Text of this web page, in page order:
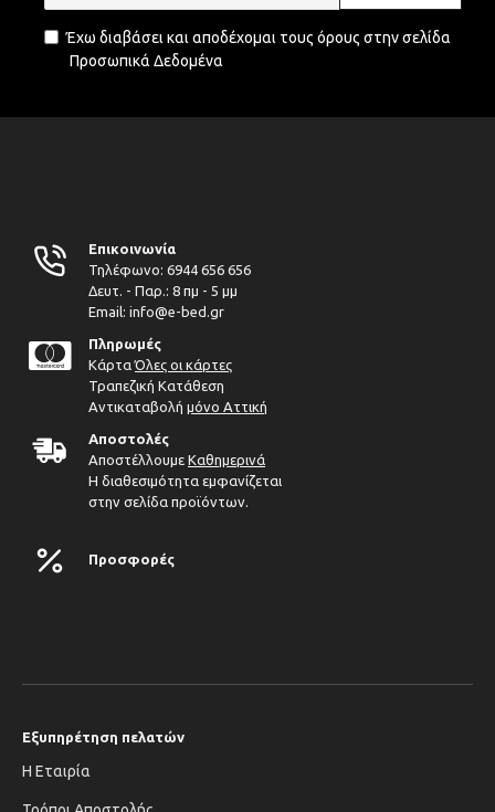
Έχω διαβάσει και αποδέχομαι τους όρους στην σελίδα
Προσωπικά Δεδομένα
Επικοινωνία
Τηλέφωνο: 6944 656 656
Δευτ. - Παρ.: 8 πμ - 5 μμ
Email: info@e-bed.gr
Πληρωμές
ΚάρταΌλες οι κάρτες
Τραπεζική Κατάθεση
Αντικαταβολή μόνο Αττική
Αποστολές
Αποστέλλουμε Καθημερινά
Η διαθεσιμότητα εμφανίζεται
στην σελίδα προϊόντων.
Προσφορές
Εξυπηρέτηση πελατών
Η Εταιρία